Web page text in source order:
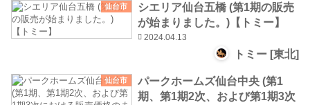
仙台市
シエリア仙台五橋 (第1期の販売
が始まりました。)【トミー】
2024.04.13
トミー [東北]
仙台市
パークホームズ仙台中央 (第1
期、第1期2次、および第1期3次